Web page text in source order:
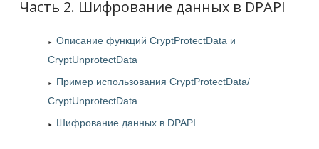
Часть 2. Шифрование данных в DPAPI
Описание функций CryptProtectData и
CryptUnprotectData
Пример использования CryptProtectData/
CryptUnprotectData
Шифрование данных в DPAPI